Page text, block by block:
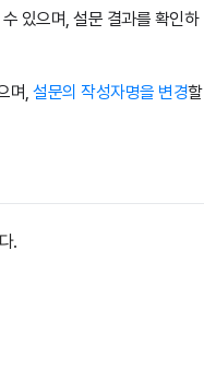
있으며, 설문 결과를 확인하
며, 설문의 작성자명을 변경할
.